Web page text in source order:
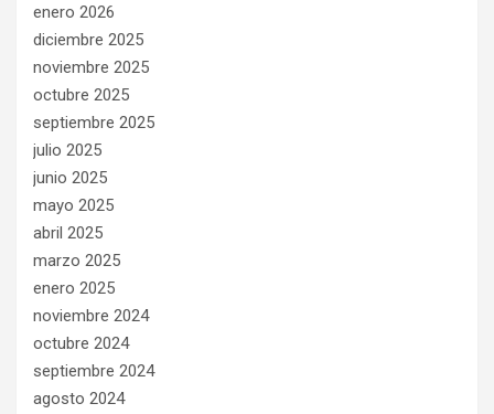
enero 2026
diciembre 2025
noviembre 2025
octubre 2025
septiembre 2025
julio 2025
junio 2025
mayo 2025
abril 2025
marzo 2025
enero 2025
noviembre 2024
octubre 2024
septiembre 2024
agosto 2024